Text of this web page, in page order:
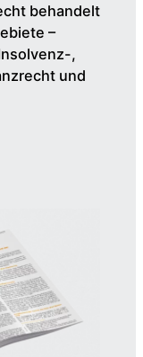
behandelt
–
,
und